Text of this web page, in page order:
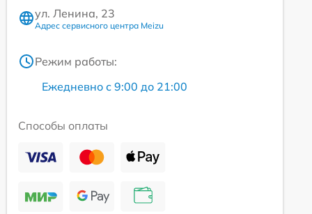
ул. Ленина, 23
Адрес сервисного центра Meizu
Режим работы:
Ежедневно с 9:00 до 21:00
Способы оплаты